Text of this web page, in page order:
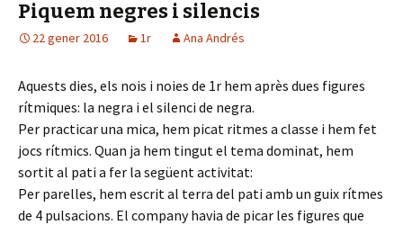
Piquem negres i silencis
22 gener 2016 1r Ana Andrés
Aquests dies, els nois i noies de 1r hem après dues figures
rítmiques: la negra i el silenci de negra.
Per practicar una mica, hem picat ritmes a classe i hem fet
jocs rítmics. Quan ja hem tingut el tema dominat, hem
sortit al pati a fer la següent activitat:
Per parelles, hem escrit al terra del pati amb un guix rítmes
de 4 pulsacions. El company havia de picar les figures que